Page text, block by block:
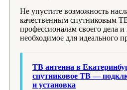
Не упустите возможность
качественным спутниковым
профессионалам своего дела и
необходимое для идеального
ТВ антенна в
спутниковое ТВ —
и установка